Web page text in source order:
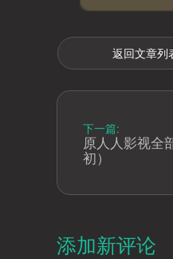
返回文章列
下一篇:
原人人影视全
初）
添加新评论